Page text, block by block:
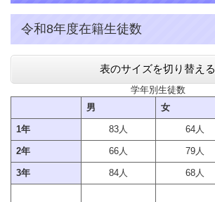
令和8年度在籍生徒数
表のサイズを切り替える
学年別生徒数
男
女
1年 83人 64人
2年 66人 79人
3年 84人 68人